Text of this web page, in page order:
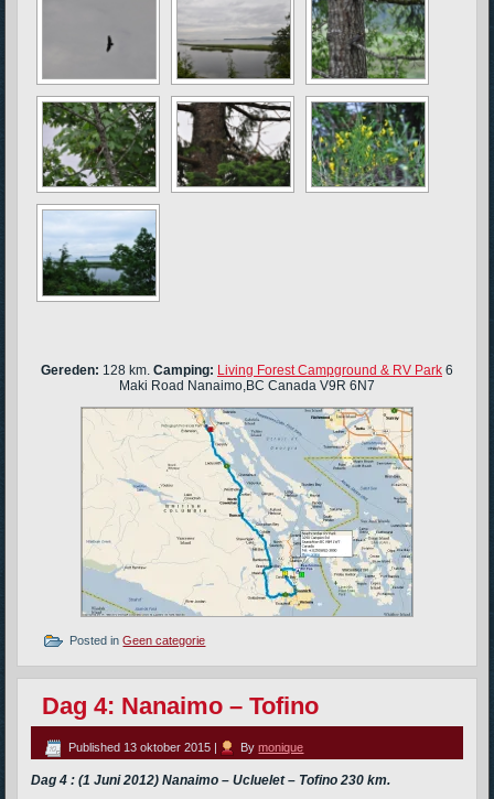
Gereden: 128 km. Camping: Living Forest Campground & RV Park 6
Maki Road Nanaimo,BC Canada V9R 6N7
Posted in Geen categorie
Dag 4: Nanaimo – Tofino
Published 13 oktober 2015 | By monique
Dag 4 : (1 Juni 2012) Nanaimo – Ucluelet – Tofino 230 km.